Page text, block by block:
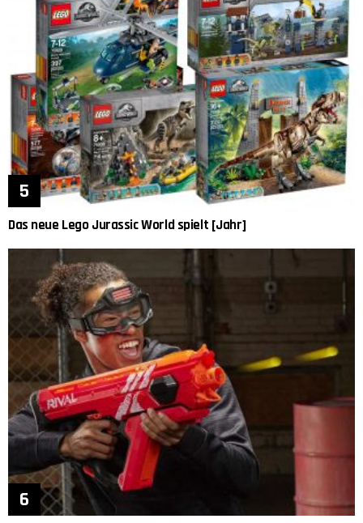
Das neue Lego Jurassic World spielt [Jahr]